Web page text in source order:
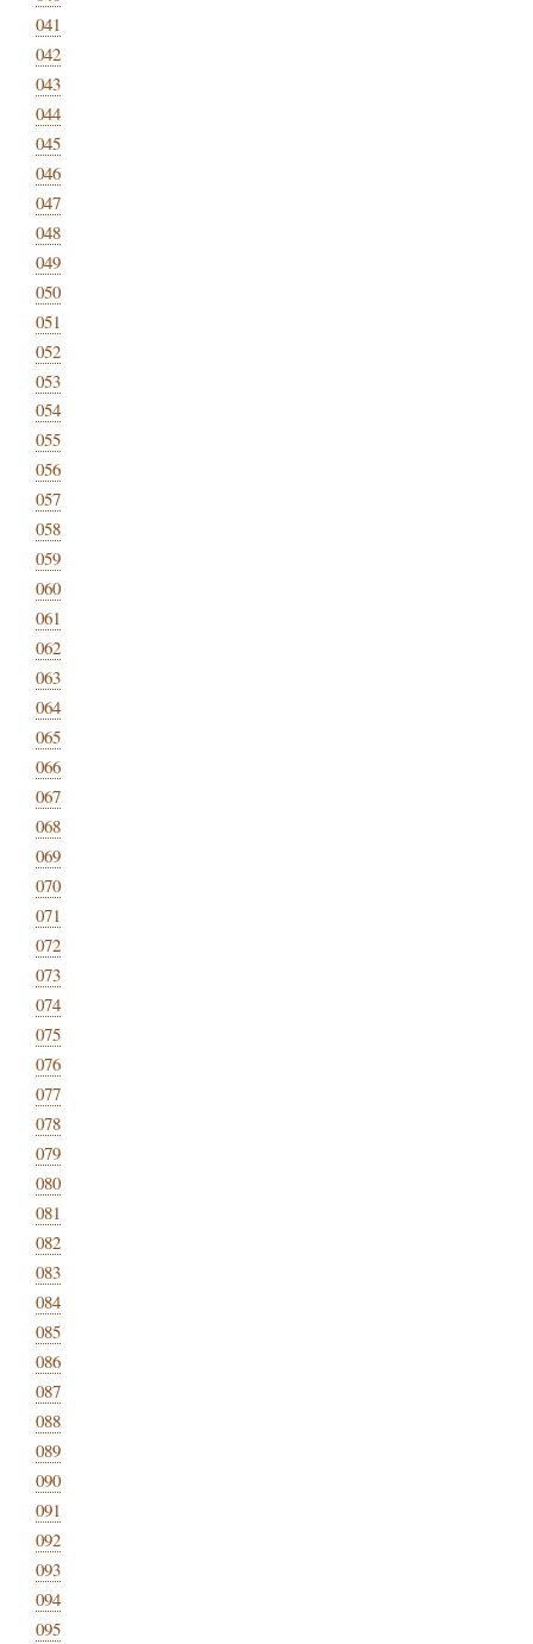
041
042
043
044
045
046
047
048
049
050
051
052
053
054
055
056
057
058
059
060
061
062
063
064
065
066
067
068
069
070
071
072
073
074
075
076
077
078
079
080
081
082
083
084
085
086
087
088
089
090
091
092
093
094
095